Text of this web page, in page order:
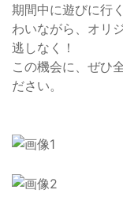
期間中に遊びに行
わいながら、オリ
逃しなく！
この機会に、ぜひ
ださい。